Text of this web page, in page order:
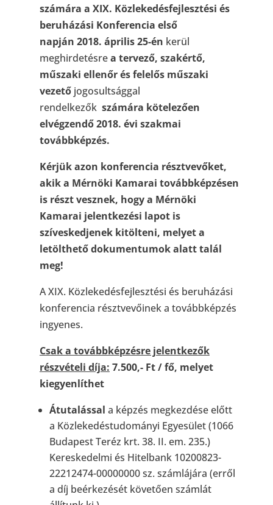
számára a XIX. Közlekedésfejlesztési és
beruházási Konferencia első
napján 2018. április 25-én kerül
meghirdetésrea tervező, szakértő,
műszaki ellenőr és felelős műszaki
vezető jogosultsággal
rendelkezők számára kötelezően
elvégzendő 2018. évi szakmai
továbbképzés.
Kérjük azon konferencia résztvevőket,
akik a Mérnöki Kamarai továbbképzésen
is részt vesznek, hogy a Mérnöki
Kamarai jelentkezési lapot is
szíveskedjenek kitölteni, melyet a
letölthető dokumentumok alatt talál
meg!
A XIX. Közlekedésfejlesztési és beruházási
konferencia résztvevőinek a továbbképzés
ingyenes.
Csak a továbbképzésre jelentkezők
részvételi díja: 7.500,- Ft / fő, melyet
kiegyenlíthet
Átutalással a képzés megkezdése előtt
a Közlekedéstudományi Egyesület (1066
Budapest Teréz krt. 38. II. em. 235.)
Kereskedelmi és Hitelbank 10200823-
22212474-00000000 sz. számlájára (erről
a díj beérkezését követően számlát